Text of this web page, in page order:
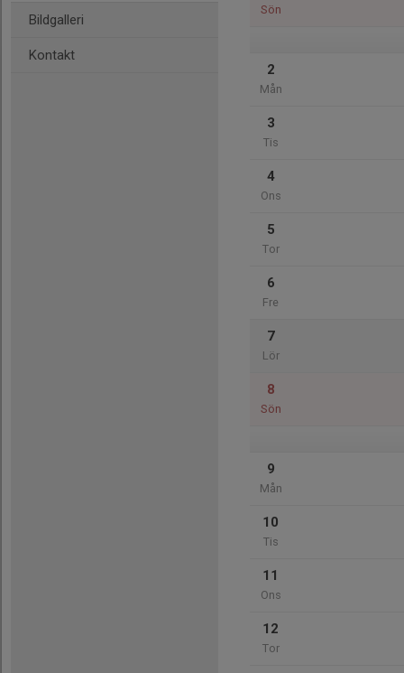
Bildgalleri
Kontakt
Sön
2
Mån
3
Tis
4
Ons
5
Tor
6
Fre
7
Lör
8
Sön
9
Mån
10
Tis
11
Ons
12
Tor